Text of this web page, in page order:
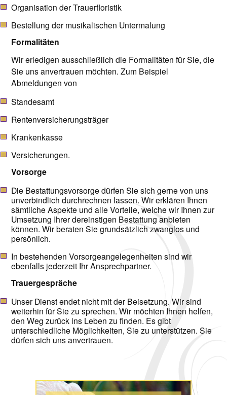
Organisation der Trauerfloristik
Bestellung der musikalischen Untermalung
Formalitäten
Wir erledigen ausschließlich die Formalitäten für Sie, die
Sie uns anvertrauen möchten. Zum Beispiel
Abmeldungen von
Standesamt
Rentenversicherungsträger
Krankenkasse
Versicherungen.
Vorsorge
Die Bestattungsvorsorge dürfen Sie sich gerne von uns
unverbindlich durchrechnen lassen. Wir erklären Ihnen
sämtliche Aspekte und alle Vorteile, welche wir Ihnen zur
Umsetzung Ihrer dereinstigen Bestattung anbieten
können. Wir beraten Sie grundsätzlich zwanglos und
persönlich.
In bestehenden Vorsorgeangelegenheiten sind wir
ebenfalls jederzeit Ihr Ansprechpartner.
Trauergespräche
Unser Dienst endet nicht mit der Beisetzung. Wir sind
weiterhin für Sie zu sprechen. Wir möchten Ihnen helfen,
den Weg zurück ins Leben zu finden. Es gibt
unterschiedliche Möglichkeiten, Sie zu unterstützen. Sie
dürfen sich uns anvertrauen.